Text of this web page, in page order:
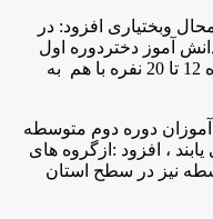
وبختیاری افزود: در
تئاتر زنده این مسابقات نیز 200 دانش آموز دختردوره اول
ودوم متوسطه استان در قالب 12 گروه 12 تا 20 نفره با هم به
آموزان دوره دوم متوسطه
، افزود :ازگروه های
نیز در سطح استان